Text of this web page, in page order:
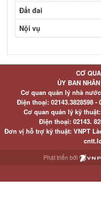
Đất đai
Nội vụ
CƠ
ỦY BAN
Cơ quan quản lý nhà
Điện thoại:02143.3828598 -
Cơ quan quản lý kỹ
Điện thoại:02143.
Đơn vị hỗ trợ kỹ thuật: VNPT
Phát triển bởi